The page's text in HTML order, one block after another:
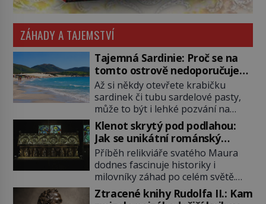
ZÁHADY A TAJEMSTVÍ
Tajemná Sardinie: Proč se na
tomto ostrově nedoporučuje
pytlovat „mořské brambory“?
Až si někdy otevřete krabičku
sardinek či tubu sardelové pasty,
může to být i lehké pozvání na
cestu do srdce Středozemního
moře, na ostrov hrdých Sardů.
Věděli jste, že to byl právě italský
ostrov Sardinie, jenž těmto
produktům moře propůjčil své
jméno. Co dalšího je pro Sardinii
typické a pro Středoevropana
Klenot skrytý pod podlahou:
Jak se unikátní románský
poklad dostal do zapadlého
Bečova?
Příběh relikviáře svatého Maura
dodnes fascinuje historiky i
milovníky záhad po celém světě.
Tato románská zlatnická památka
ze 13. století je po českých
Ztracené knihy Rudolfa II.: Kam